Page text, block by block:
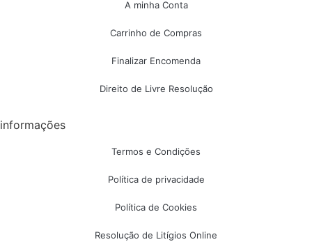
A minha Conta
Carrinho de Compras
Finalizar Encomenda
Direito de Livre Resolução
informações
Termos e Condições
Política de privacidade
Política de Cookies
Resolução de Litígios Online